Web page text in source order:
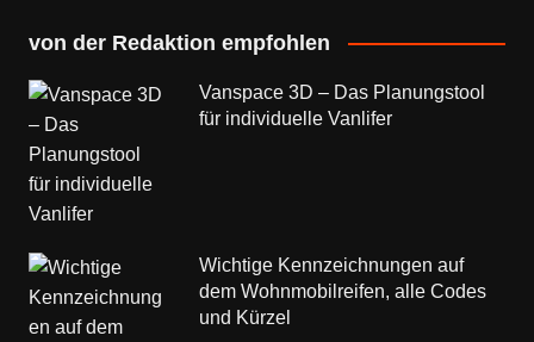
von der Redaktion empfohlen
Vanspace 3D – Das Planungstool
für individuelle Vanlifer
Wichtige Kennzeichnungen auf
dem Wohnmobilreifen, alle Codes
und Kürzel